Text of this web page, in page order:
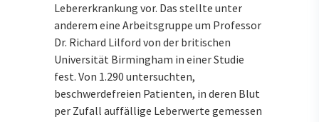
Lebererkrankung vor. Das stellte unter
anderem eine Arbeitsgruppe um Professor
Dr. Richard Lilford von der britischen
Universität Birmingham in einer Studie
fest. Von 1.290 untersuchten,
beschwerdefreien Patienten, in deren Blut
per Zufall auffällige Leberwerte gemessen